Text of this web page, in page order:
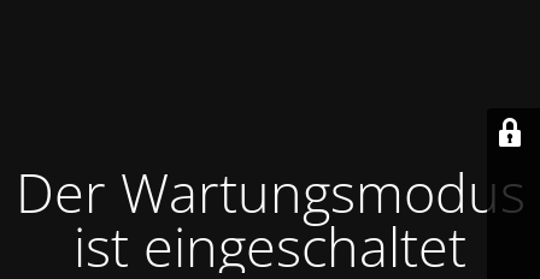
Der Wartungsmodus
ist eingeschaltet